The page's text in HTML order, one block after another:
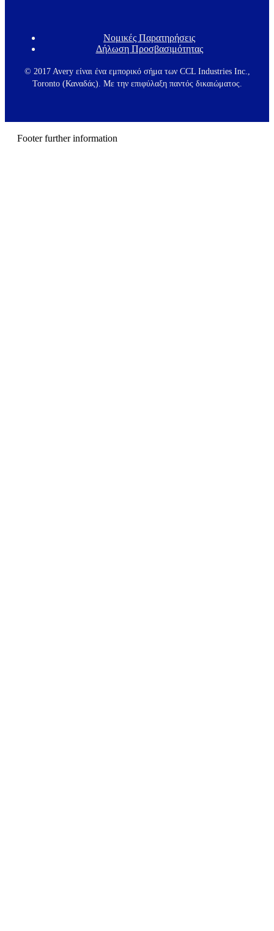
F
o
t
e
Νομικές Παρατηρήσεις
Δήλωση Προσβασιμότητας
© 2017 Avery είναι ένα εμπορικό σήμα των CCL Industries Inc.,
Toronto (Καναδάς). Με την επιφύλαξη παντός δικαιώματος.
Footer further information